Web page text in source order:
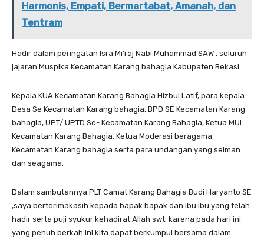
Harmonis, Empati, Bermartabat, Amanah, dan
Tentram
Hadir dalam peringatan Isra Mi’raj Nabi Muhammad SAW , seluruh
jajaran Muspika Kecamatan Karang bahagia Kabupaten Bekasi
Kepala KUA Kecamatan Karang Bahagia Hizbul Latif, para kepala
Desa Se Kecamatan Karang bahagia, BPD SE Kecamatan Karang
bahagia, UPT/ UPTD Se- Kecamatan Karang Bahagia, Ketua MUI
Kecamatan Karang Bahagia, Ketua Moderasi beragama
Kecamatan Karang bahagia serta para undangan yang seiman
dan seagama.
Dalam sambutannya PLT Camat Karang Bahagia Budi Haryanto SE
,saya berterimakasih kepada bapak bapak dan ibu ibu yang telah
hadir serta puji syukur kehadirat Allah swt, karena pada hari ini
yang penuh berkah ini kita dapat berkumpul bersama dalam